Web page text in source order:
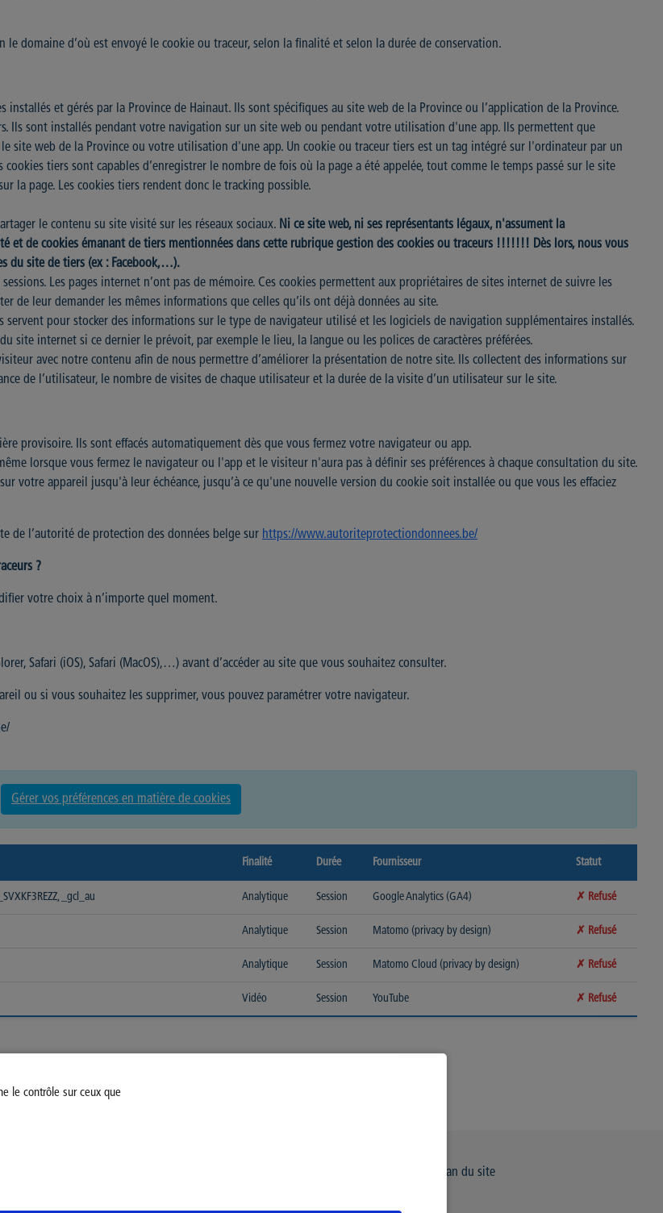
le contrôle sur ceux que
le domaine d’où est envoyé le cookie ou traceur, selon la finalité et selon la durée de conservation.
installés et gérés par la Province de Hainaut. Ils sont spécifiques au site web de la Province ou l’application de la Province.
Ils sont installés pendant votre navigation sur un site web ou pendant votre utilisation d'une app. Ils permettent que
site web de la Province ou votre utilisation d'une app. Un cookie ou traceur tiers est un tag intégré sur l'ordinateur par un
tiers sont capables d’enregistrer le nombre de fois où la page a été appelée, tout comme le temps passé sur le site
la page. Les cookies tiers rendent donc le tracking possible.
le contenu su site visité sur les réseaux sociaux. Ni ce site web, ni ses représentants légaux, n'assument la
et de cookies émanant de tiers mentionnées dans cette rubrique gestion des cookies ou traceurs !!!!!!! Dès lors, nous vous
du site de tiers (ex : Facebook,…).
Les pages internet n’ont pas de mémoire. Ces cookies permettent aux propriétaires de sites internet de suivre les
de leur demander les mêmes informations que celles qu’ils ont déjà données au site.
servent pour stocker des informations sur le type de navigateur utilisé et les logiciels de navigation supplémentaires installés.
site internet si ce dernier le prévoit, par exemple le lieu, la langue ou les polices de caractères préférées.
avec notre contenu afin de nous permettre d’améliorer la présentation de notre site. Ils collectent des informations sur
de l’utilisateur, le nombre de visites de chaque utilisateur et la durée de la visite d’un utilisateur sur le site.
provisoire. Ils sont effacés automatiquement dès que vous fermez votre navigateur ou app.
lorsque vous fermez le navigateur ou l'app et le visiteur n'aura pas à définir ses préférences à chaque consultation du site.
votre appareil jusqu'à leur échéance, jusqu’à ce qu'une nouvelle version du cookie soit installée ou que vous les effaciez
de l’autorité de protection des données belge sur https://www.autoriteprotectiondonnees.be/
?
votre choix à n’importe quel moment.
Safari (iOS), Safari (MacOS),…) avant d’accéder au site que vous souhaitez consulter.
ou si vous souhaitez les supprimer, vous pouvez paramétrer votre navigateur.
Gérer vos préférences en matière de cookies
Finalité Durée Fournisseur Statut
_gcl_au Analytique Session Google Analytics (GA4) ✗ Refusé
Analytique Session Matomo (privacy by design) ✗ Refusé
Analytique Session Matomo Cloud (privacy by design) ✗ Refusé
Vidéo Session YouTube ✗ Refusé
Plan du site